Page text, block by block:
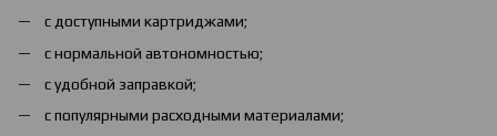
с доступными картриджами;
с нормальной автономностью;
с удобной заправкой;
с популярными расходными материалами;